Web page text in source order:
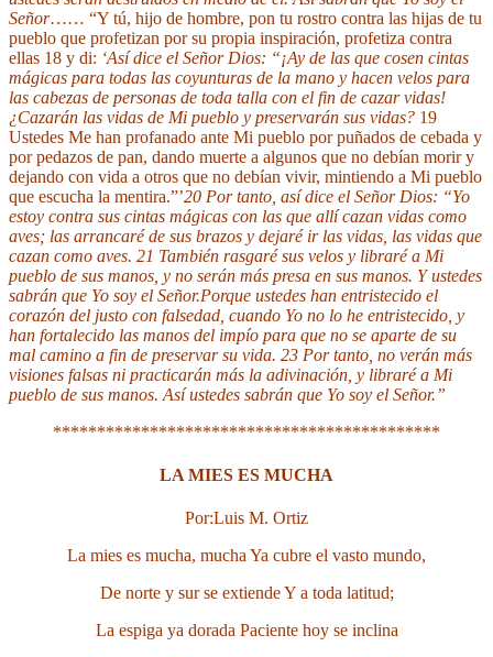
Señor…… “Y tú, hijo de hombre, pon tu rostro contra las hijas de tu
pueblo que profetizan por su propia inspiración, profetiza contra
ellas 18 y di: ‘Así dice el Señor Dios: “¡Ay de las que cosen cintas
mágicas para todas las coyunturas de la mano y hacen velos para
las cabezas de personas de toda talla con el fin de cazar vidas!
¿Cazarán las vidas de Mi pueblo y preservarán sus vidas? 19
Ustedes Me han profanado ante Mi pueblo por puñados de cebada y
por pedazos de pan, dando muerte a algunos que no debían morir y
dejando con vida a otros que no debían vivir, mintiendo a Mi pueblo
que escucha la mentira.”’20 Por tanto, así dice el Señor Dios: “Yo
estoy contra sus cintas mágicas con las que allí cazan vidas como
aves; las arrancaré de sus brazos y dejaré ir las vidas, las vidas que
cazan como aves. 21 También rasgaré sus velos y libraré a Mi
pueblo de sus manos, y no serán más presa en sus manos. Y ustedes
sabrán que Yo soy el Señor.Porque ustedes han entristecido el
corazón del justo con falsedad, cuando Yo no lo he entristecido, y
han fortalecido las manos del impío para que no se aparte de su
mal camino a fin de preservar su vida. 23 Por tanto, no verán más
visiones falsas ni practicarán más la adivinación, y libraré a Mi
pueblo de sus manos. Así ustedes sabrán que Yo soy el Señor.”
********************************************
LA MIES ES MUCHA
Por:Luis M. Ortiz
La mies es mucha, mucha Ya cubre el vasto mundo,
De norte y sur se extiendeY a toda latitud;
La espiga ya dorada Paciente hoy se inclina